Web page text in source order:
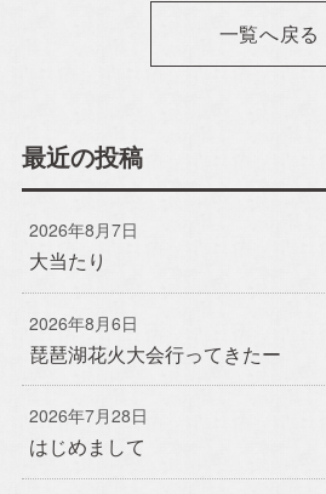
おのちゃん日記
おうち日記
Contact
お問い合わせ
プライバシーポリシー
一覧へ戻る
最近の投稿
大当たり
2026年8月7日
琵琶湖花火大会行ってきたー
2026年8月6日
はじめまして
2026年7月28日